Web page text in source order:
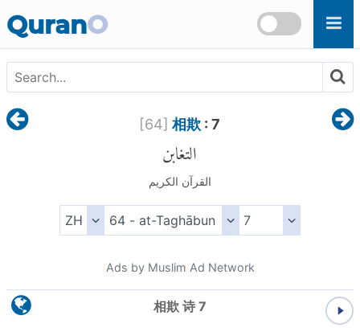
QuranO
[64] 相欺 : 7
التغابن
القرآن الكريم
Ads by Muslim Ad Network
相欺 诗 7